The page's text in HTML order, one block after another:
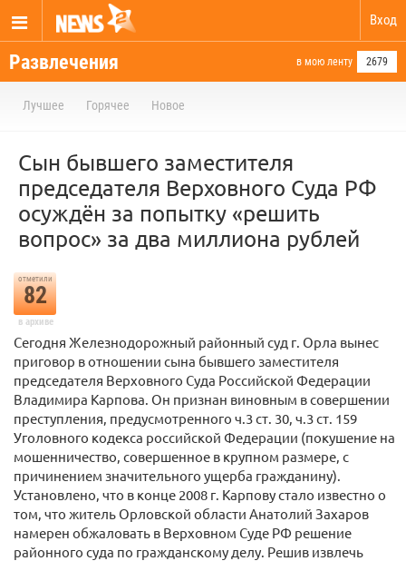
Вход
Развлечения в мою ленту 2679
Лучшее Горячее Новое
Сын бывшего заместителя
председателя Верховного Суда РФ
осуждён за попытку «решить
вопрос» за два миллиона рублей
отметили
82
в архиве
Сегодня Железнодорожный районный суд г. Орла вынес
приговор в отношении сына бывшего заместителя
председателя Верховного Суда Российской Федерации
Владимира Карпова. Он признан виновным в совершении
преступления, предусмотренного ч.3 ст. 30, ч.3 ст. 159
Уголовного кодекса российской Федерации (покушение на
мошенничество, совершенное в крупном размере, с
причинением значительного ущерба гражданину).
Установлено, что в конце 2008 г. Карпову стало известно о
том, что житель Орловской области Анатолий Захаров
намерен обжаловать в Верховном Суде РФ решение
районного суда по гражданскому делу. Решив извлечь